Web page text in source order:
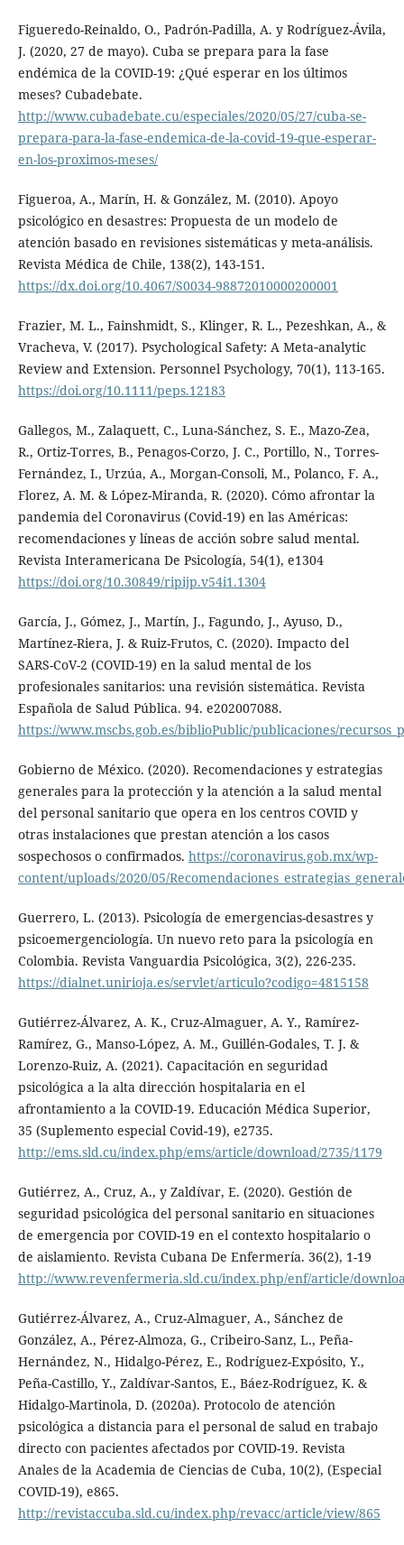
Figueredo-Reinaldo, O., Padrón-Padilla, A. y Rodríguez-Ávila,
J. (2020, 27 de mayo). Cuba se prepara para la fase
endémica de la COVID-19: ¿Qué esperar en los últimos
meses? Cubadebate.
http://www.cubadebate.cu/especiales/2020/05/27/cuba-se-
prepara-para-la-fase-endemica-de-la-covid-19-que-esperar-
en-los-proximos-meses/
Figueroa, A., Marín, H. & González, M. (2010). Apoyo
psicológico en desastres: Propuesta de un modelo de
atención basado en revisiones sistemáticas y meta-análisis.
Revista Médica de Chile, 138(2), 143-151.
https://dx.doi.org/10.4067/S0034-98872010000200001
Frazier, M. L., Fainshmidt, S., Klinger, R. L., Pezeshkan, A., &
Vracheva, V. (2017). Psychological Safety: A Meta‐analytic
Review and Extension. Personnel Psychology, 70(1), 113-165.
https://doi.org/10.1111/peps.12183
Gallegos, M., Zalaquett, C., Luna-Sánchez, S. E., Mazo-Zea,
R., Ortiz-Torres, B., Penagos-Corzo, J. C., Portillo, N., Torres-
Fernández, I., Urzúa, A., Morgan-Consoli, M., Polanco, F. A.,
Florez, A. M. & López-Miranda, R. (2020). Cómo afrontar la
pandemia del Coronavirus (Covid-19) en las Américas:
recomendaciones y líneas de acción sobre salud mental.
Revista Interamericana De Psicología, 54(1), e1304
https://doi.org/10.30849/ripijp.v54i1.1304
García, J., Gómez, J., Martín, J., Fagundo, J., Ayuso, D.,
Martínez-Riera, J. & Ruiz-Frutos, C. (2020). Impacto del
SARS-CoV-2 (COVID-19) en la salud mental de los
profesionales sanitarios: una revisión sistemática. Revista
Española de Salud Pública. 94. e202007088.
https://www.mscbs.gob.es/biblioPublic/publicaciones/
Gobierno de México. (2020). Recomendaciones y estrategias
generales para la protección y la atención a la salud mental
del personal sanitario que opera en los centros COVID y
otras instalaciones que prestan atención a los casos
sospechosos o confirmados. https://coronavirus.gob.mx/wp-
content/uploads/2020/05/
Guerrero, L. (2013). Psicología de emergencias-desastres y
psicoemergenciología. Un nuevo reto para la psicología en
Colombia. Revista Vanguardia Psicológica, 3(2), 226-235.
https://dialnet.unirioja.es/servlet/articulo?codigo=4815158
Gutiérrez-Álvarez, A. K., Cruz-Almaguer, A. Y., Ramírez-
Ramírez, G., Manso-López, A. M., Guillén-Godales, T. J. &
Lorenzo-Ruiz, A. (2021). Capacitación en seguridad
psicológica a la alta dirección hospitalaria en el
afrontamiento a la COVID-19. Educación Médica Superior,
35 (Suplemento especial Covid-19), e2735.
http://ems.sld.cu/index.php/ems/article/download/2735/1179
Gutiérrez, A., Cruz, A., y Zaldívar, E. (2020). Gestión de
seguridad psicológica del personal sanitario en situaciones
de emergencia por COVID-19 en el contexto hospitalario o
de aislamiento. Revista Cubana De Enfermería. 36(2), 1-19
http://www.revenfermeria.sld.cu/index.php/enf/article/
Gutiérrez-Álvarez, A., Cruz-Almaguer, A., Sánchez de
González, A., Pérez-Almoza, G., Cribeiro-Sanz, L., Peña-
Hernández, N., Hidalgo-Pérez, E., Rodríguez-Expósito, Y.,
Peña-Castillo, Y., Zaldívar-Santos, E., Báez-Rodríguez, K. &
Hidalgo-Martinola, D. (2020a). Protocolo de atención
psicológica a distancia para el personal de salud en trabajo
directo con pacientes afectados por COVID-19. Revista
Anales de la Academia de Ciencias de Cuba, 10(2), (Especial
COVID-19), e865.
http://revistaccuba.sld.cu/index.php/revacc/article/view/865